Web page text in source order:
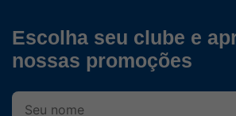
Escolha seu clube e
nossas promoções